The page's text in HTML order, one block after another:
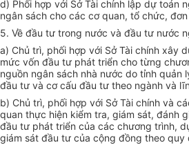
d) Phối hợp với Sở Tài chính lập dự toán
ngân sách cho các cơ quan, tổ chức,
5. Về đầu tư trong nước và đầu tư nước
a) Chủ trì, phối hợp với Sở Tài chính xây
mức vốn đầu tư phát triển cho từng
nguồn ngân sách nhà nước do tỉnh quản
đầu tư và cơ cấu đầu tư theo ngành và
b) Chủ trì, phối hợp với Sở Tài chính và
quan thực hiện kiểm tra, giám sát, đánh
đầu tư phát triển của các chương trình,
giám sát đầu tư của cộng đồng theo quy